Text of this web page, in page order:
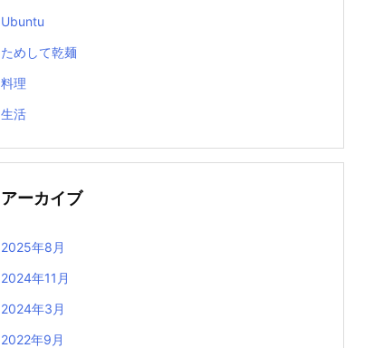
Ubuntu
ためして乾麺
料理
生活
アーカイブ
2025年8月
2024年11月
2024年3月
2022年9月